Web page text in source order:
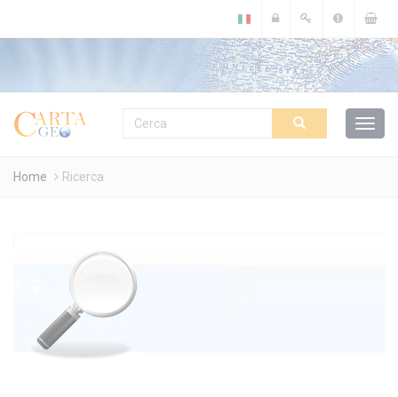
Home Ricerca